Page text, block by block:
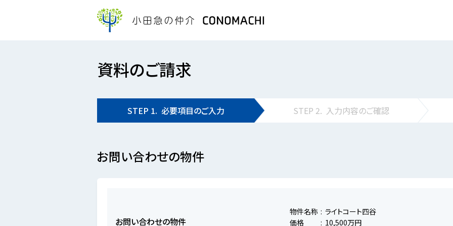
資料のご請求
STEP 1. 必要項目のご入力 STEP 2. 入力内容のご確認
お問い合わせの物件
お問い合わせの物件
物件名称
ライトコート四谷
価格
10,500万円